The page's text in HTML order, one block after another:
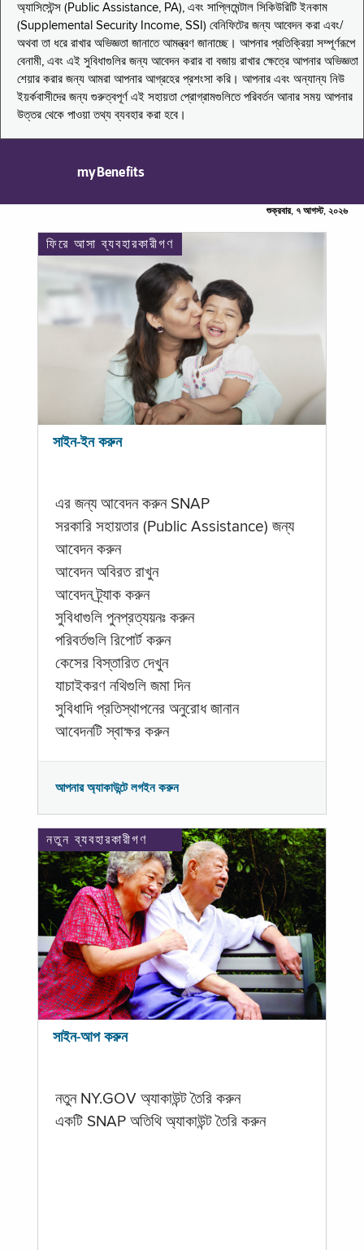
অ্যাসিস্টেন্স (Public Assistance, PA), এবং সাপ্লিমেন্টাল সিকিউরিটি ইনকাম
(Supplemental Security Income, SSI) বেনিফিটের জন্য আবেদন করা এবং/
অথবা তা ধরে রাখার অভিজ্ঞতা জানাতে আমন্ত্রণ জানাচ্ছে। আপনার প্রতিক্রিয়া সম্পূর্ণরূপে
বেনামী, এবং এই সুবিধাগুলির জন্য আবেদন করার বা বজায় রাখার ক্ষেত্রে আপনার অভিজ্ঞতা
শেয়ার করার জন্য আমরা আপনার আগ্রহের প্রশংসা করি। আপনার এবং অন্যান্য নিউ
ইয়র্কবাসীদের জন্য গুরুত্বপূর্ণ এই সহায়তা প্রোগ্রামগুলিতে পরিবর্তন আনার সময় আপনার
উত্তর থেকে পাওয়া তথ্য ব্যবহার করা হবে।
myBenefits
শুক্রবার, ৭ আগস্ট, ২০২৬
ফিরে আসা ব্যবহারকারীগণ
সাইন-ইন করুন
এর জন্য আবেদন করুন SNAP
সরকারি সহায়তার (Public Assistance) জন্য
আবেদন করুন
আবেদন অবিরত রাখুন
আবেদন ট্র্যাক করুন
সুবিধাগুলি পুনপ্রত্যয়নঃ করুন
পরিবর্তগুলি রিপোর্ট করুন
কেসের বিস্তারিত দেখুন
যাচাইকরণ নথিগুলি জমা দিন
সুবিধাদি প্রতিস্থাপনের অনুরোধ জানান
আবেদনটি স্বাক্ষর করুন
আপনার অ্যাকাউন্টে লগইন করুন
নতুন ব্যবহারকারীগণ
সাইন-আপ করুন
নতুন NY.GOV অ্যাকাউন্ট তৈরি করুন
একটি SNAP অতিথি অ্যাকাউন্ট তৈরি করুন